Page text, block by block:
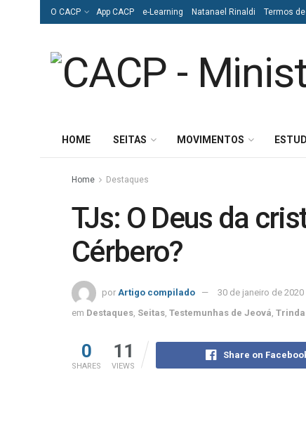
O CACP App CACP e-Learning Natanael Rinaldi Termos
HOME SEITAS MOVIMENTOS
Home Destaques
TJs: O Deus da
Cérbero?
por Artigo compilado
30 de janeiro de 2020
em Destaques Seitas Testemunhas de Jeová
0
SHARES
11
VIEWS
Share on